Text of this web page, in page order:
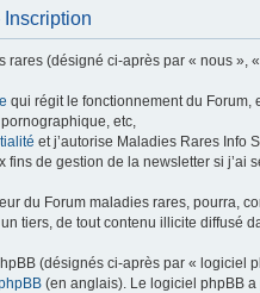
Inscription
rares (désigné ci-après par « nous
qui régit le fonctionnement du
etc,
et j’autorise Maladies Rares Info
fins de gestion de la newsletter si j’ai
du Forum maladies rares, pourra,
tiers, de tout contenu illicite diffusé
(désignés ci-après par «
(en anglais). Le logiciel phpBB